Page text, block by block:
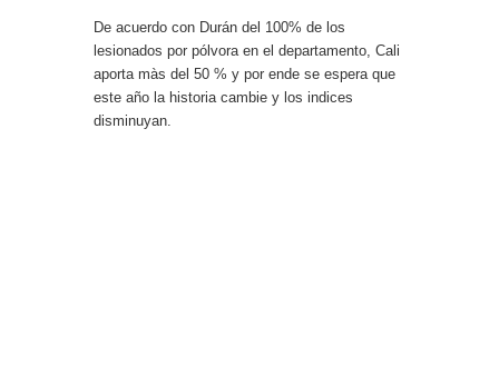
De acuerdo con Durán del 100% de los
lesionados por pólvora en el departamento, Cali
aporta màs del 50 % y por ende se espera que
este año la historia cambie y los indices
disminuyan.